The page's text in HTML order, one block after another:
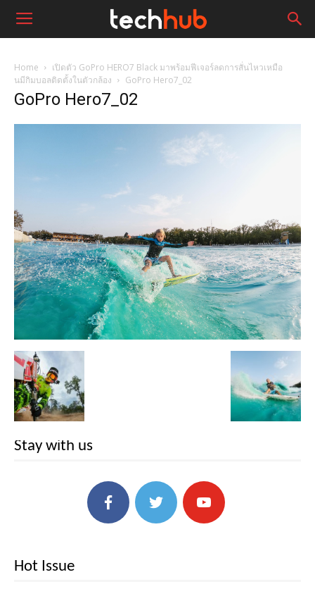
Home
เปิดตัว GoPro HERO7 Black มาพร้อมฟีเจอร์ลดการสั่นไหวเหมือ
นมีกิมบอลติดตั้งในตัวกล้อง
GoPro Hero7_02
GoPro Hero7_02
Stay with us
Hot Issue